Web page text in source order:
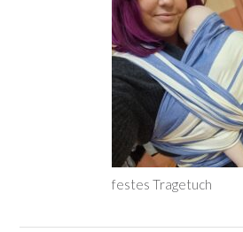
festes Tragetuch